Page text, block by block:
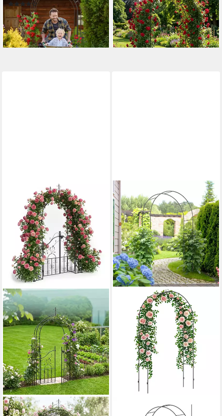
79,99 € UVP149,99 €
-47%
lieferbar - in 2-3 Werktagen bei dir
39,99 € UVP69,99 €
-43%
lieferbar - in 2-3 Werktagen bei dir
RELAXDAYS OUTSUNNY